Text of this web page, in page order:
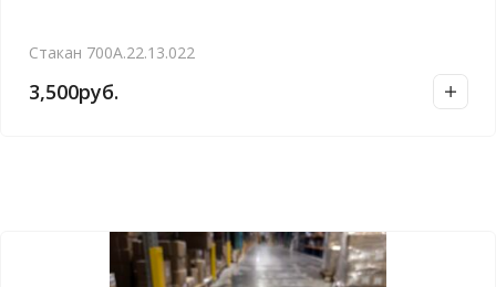
Стакан 700А.22.13.022
3,500руб.